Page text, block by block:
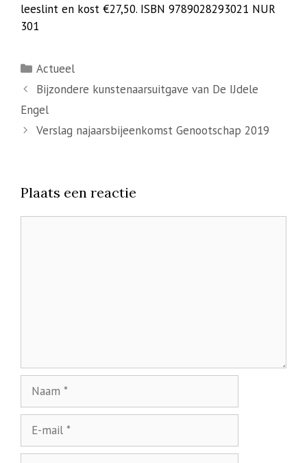
leeslint en kost €27,50. ISBN 9789028293021 NUR
301
Categorieën
Actueel
Bijzondere kunstenaarsuitgave van De IJdele
Engel
Verslag najaarsbijeenkomst Genootschap 2019
Plaats een reactie
mail